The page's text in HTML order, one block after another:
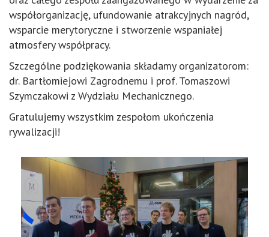
współorganizację, ufundowanie atrakcyjnych nagród,
wsparcie merytoryczne i stworzenie wspaniałej
atmosfery współpracy.
Szczególne podziękowania składamy organizatorom:
dr. Bartłomiejowi Zagrodnemu i prof. Tomaszowi
Szymczakowi z Wydziału Mechanicznego.
Gratulujemy wszystkim zespołom ukończenia
rywalizacji!